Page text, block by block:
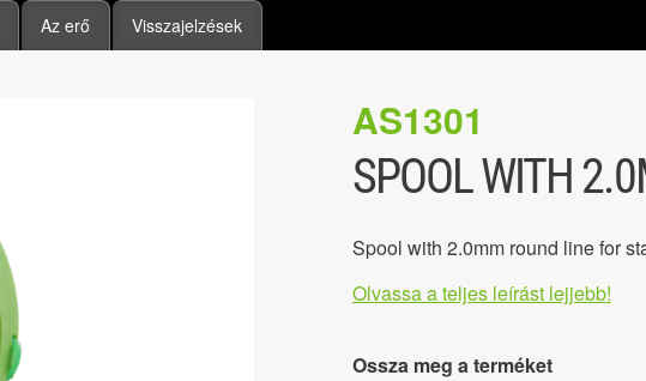
Az erő Visszajelzések
AS1301
SPOOL WITH
Spool with 2.0mm round line for
Olvassa a teljes leírást lejjebb!
Ossza meg a terméket